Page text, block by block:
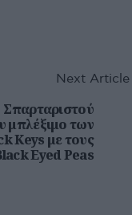
Next Article
Σπαρταριστού
μπλέξιμο των
Keys με τους
Eyed Peas